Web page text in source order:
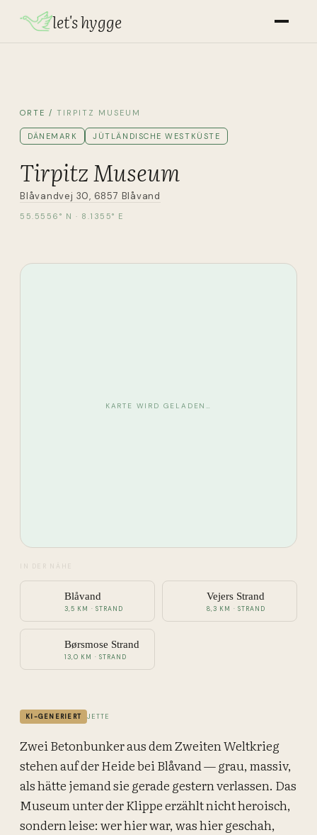
let's hygge
ORTE / TIRPITZ MUSEUM
DÄNEMARK JÜTLÄNDISCHE WESTKÜSTE
Tirpitz Museum
Blåvandvej 30, 6857 Blåvand
55.5556 ° N · 8.1355° E
KARTE WIRD GELADEN…
IN DER NÄHE
Blåvand
3,5 KM · STRAND
Vejers Strand
8,3 KM · STRAND
Børsmose Strand
13,0 KM · STRAND
KI-GENERIERT JETTE
Zwei Betonbunker aus dem Zweiten Weltkrieg
stehen auf der Heide bei Blåvand — grau, massiv,
als hätte jemand sie gerade gestern verlassen. Das
Museum unter der Klippe erzählt nicht heroisch,
sondern leise: wer hier war, was hier geschah,